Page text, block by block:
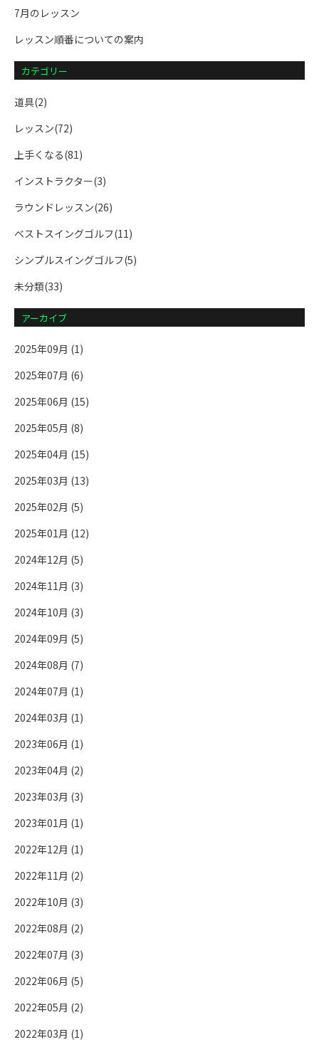
7月のレッスン
レッスン順番についての案内
カテゴリー
道具(2)
レッスン(72)
上手くなる(81)
インストラクター(3)
ラウンドレッスン(26)
ベストスイングゴルフ(11)
シンプルスイングゴルフ(5)
未分類(33)
アーカイブ
2025年09月 (1)
2025年07月 (6)
2025年06月 (15)
2025年05月 (8)
2025年04月 (15)
2025年03月 (13)
2025年02月 (5)
2025年01月 (12)
2024年12月 (5)
2024年11月 (3)
2024年10月 (3)
2024年09月 (5)
2024年08月 (7)
2024年07月 (1)
2024年03月 (1)
2023年06月 (1)
2023年04月 (2)
2023年03月 (3)
2023年01月 (1)
2022年12月 (1)
2022年11月 (2)
2022年10月 (3)
2022年08月 (2)
2022年07月 (3)
2022年06月 (5)
2022年05月 (2)
2022年03月 (1)